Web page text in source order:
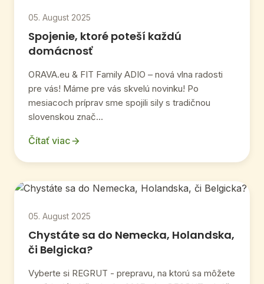
05. August 2025
Spojenie, ktoré poteší každú
domácnosť
ORAVA.eu & FIT Family ADIO – nová vlna radosti
pre vás! Máme pre vás skvelú novinku! Po
mesiacoch príprav sme spojili sily s tradičnou
slovenskou znač...
Čítať viac
05. August 2025
Chystáte sa do Nemecka, Holandska,
či Belgicka?
Vyberte si REGRUT - prepravu, na ktorú sa môžete